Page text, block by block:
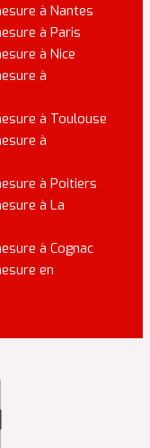
à Nantes
à Paris
à Nice
à
à Toulouse
à
à Poitiers
à La
à Cognac
en